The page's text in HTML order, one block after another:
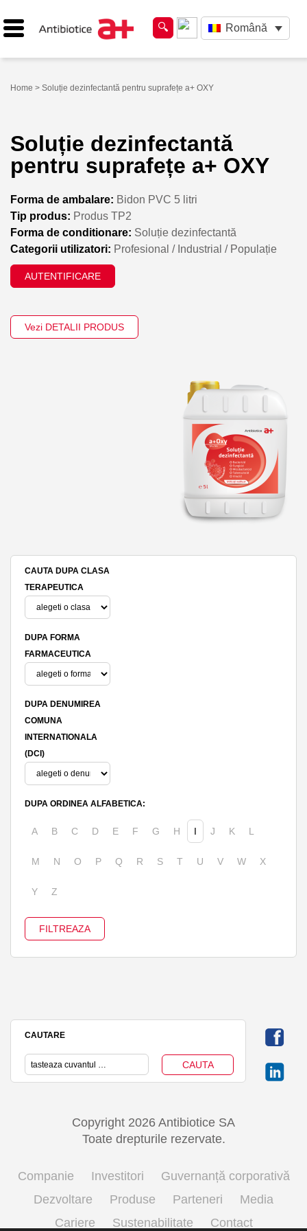
Română
Home > Soluție dezinfectantă pentru suprafețe a+ OXY
Soluție dezinfectantă
pentru suprafețe a+ OXY
Forma de ambalare: Bidon PVC 5 litri
Tip produs: Produs TP2
Forma de conditionare: Soluție dezinfectantă
Categorii utilizatori: Profesional / Industrial / Populație
AUTENTIFICARE
Vezi DETALII PRODUS
CAUTA DUPA CLASA
TERAPEUTICA
DUPA FORMA
FARMACEUTICA
DUPA DENUMIREA
COMUNA
INTERNATIONALA
(DCI)
DUPA ORDINEA ALFABETICA:
A B C D E F G H I J K L
M N O P Q R S T U V W X
Y Z
CAUTARE
Copyright 2026 Antibiotice SA
Toate drepturile rezervate.
Companie Investitori
Guvernanță corporativă
Dezvoltare
Produse Parteneri
Media
Cariere
Sustenabilitate Contact